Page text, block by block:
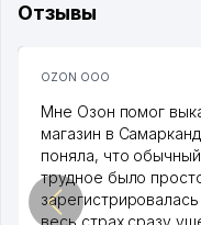
Отзывы
OZON ООО
Мне Озон помог
магазин в
поняла, что
трудное было